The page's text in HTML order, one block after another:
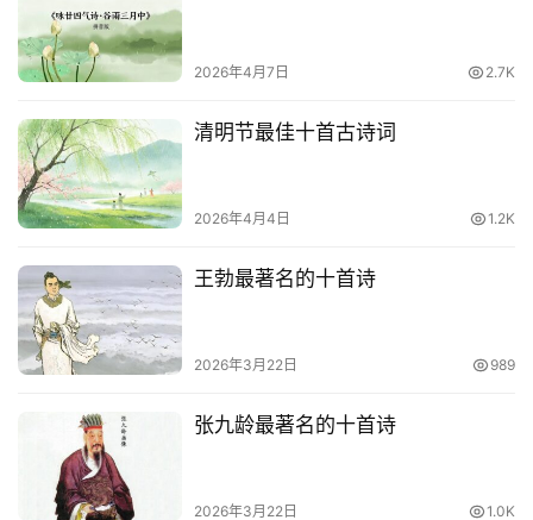
2026年4月7日 2.7K
清明节最佳十首古诗词
2026年4月4日 1.2K
王勃最著名的十首诗
2026年3月22日 989
张九龄最著名的十首诗
2026年3月22日 1.0K